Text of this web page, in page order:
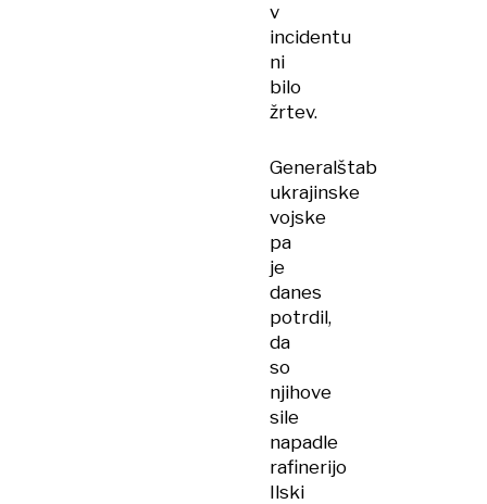
v
incidentu
ni
bilo
žrtev.
Generalštab
ukrajinske
vojske
pa
je
danes
potrdil,
da
so
njihove
sile
napadle
rafinerijo
Ilski